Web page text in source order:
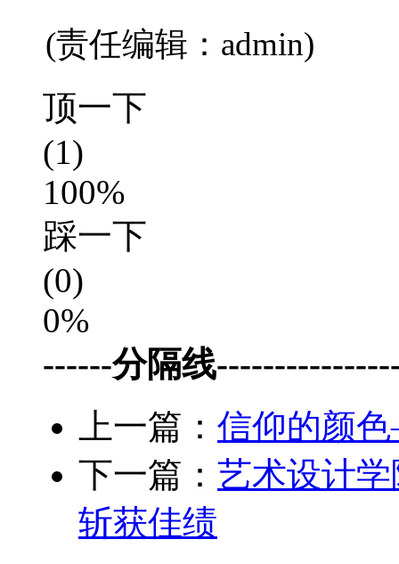
(责任编辑：admin)
顶一下
(1)
100%
踩一下
(0)
0%
------分隔线
上一篇： 信仰的颜
下一篇： 艺术设计
斩获佳绩